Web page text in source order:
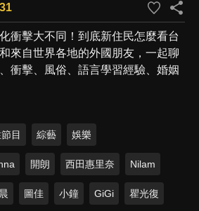
衝擊大不同！到底新住民怎麼看台
來自世界各地的外國朋友，一起聊
衝擊、風俗、語言學習經驗、婚姻
目 綜藝 娛樂
開朗 西田惠里奈 Nilam
圖佳 小鐘 GiGi 瞿光復